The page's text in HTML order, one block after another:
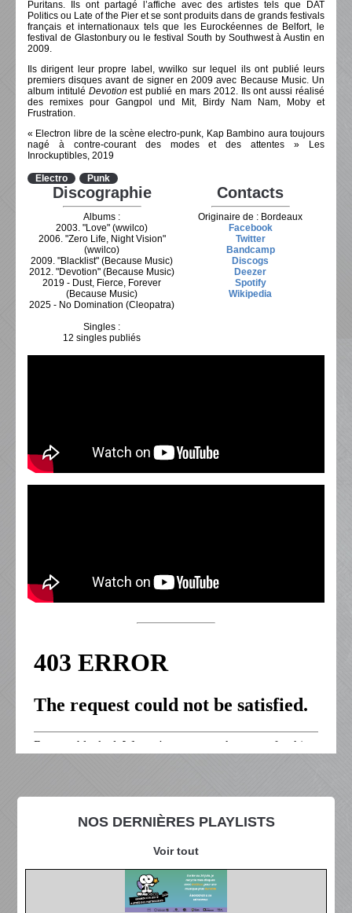
NOS DERNIÈRES PLAYLISTS
Voir tout
Puritans. Ils ont partagé l’affiche avec des artistes tels que DAT
Politics ou Late of the Pier et se sont produits dans de grands festivals
français et internationaux tels que les Eurockéennes de Belfort, le
festival de Glastonbury ou le festival South by Southwest à Austin en
2009.
Ils dirigent leur propre label, wwilko sur lequel ils ont publié leurs
premiers disques avant de signer en 2009 avec Because Music. Un
album intitulé Devotion est publié en mars 2012. Ils ont aussi réalisé
des remixes pour Gangpol und Mit, Birdy Nam Nam, Moby et
Frustration.
« Electron libre de la scène electro-punk, Kap Bambino aura toujours
nagé à contre-courant des modes et des attentes » Les
Inrockuptibles, 2019
Electro Punk
Discographie
Albums :
2003. "Love" (wwilco)
2006. "Zero Life, Night Vision"
(wwilco)
2009. "Blacklist" (Because Music)
2012. "Devotion" (Because Music)
2019 - Dust, Fierce, Forever
(Because Music)
2025 - No Domination (Cleopatra)
Singles :
12 singles publiés
Contacts
Originaire de : Bordeaux
Facebook
Twitter
Bandcamp
Discogs
Deezer
Spotify
Wikipedia